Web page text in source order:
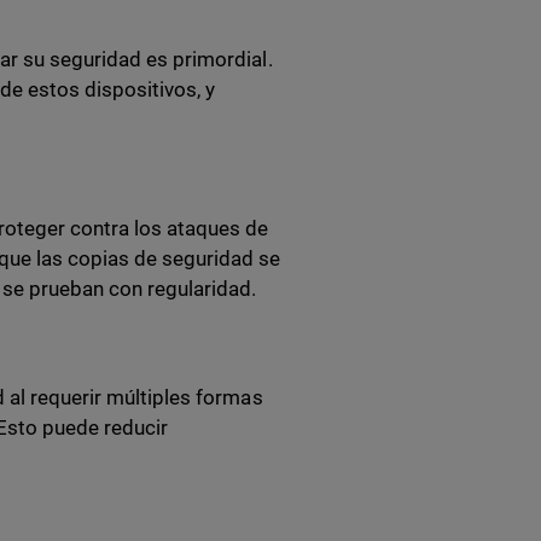
su seguridad es primordial.
estos dispositivos, y
contra los ataques de
las copias de seguridad se
prueban con regularidad.
al requerir múltiples formas
puede reducir